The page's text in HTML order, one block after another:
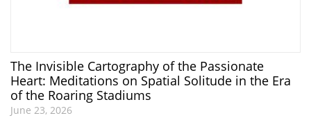
The Invisible Cartography of the Passionate
Heart: Meditations on Spatial Solitude in the Era
of the Roaring Stadiums
June 23, 2026